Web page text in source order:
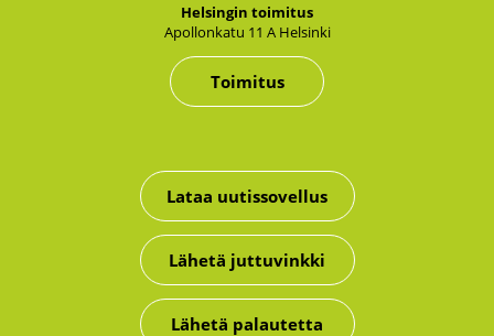
Hel­sin­gin toi­mi­tus
Apol­lon­ka­tu 11 A Hel­sin­ki
Toimitus
Lataa uutissovellus
Lähetä juttuvinkki
Lähetä palautetta